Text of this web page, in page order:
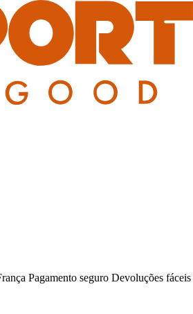
Pagamento seguro Devoluções fáceis